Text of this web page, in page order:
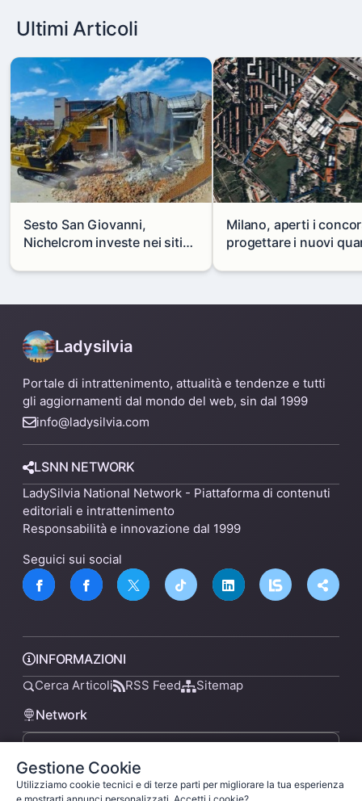
Ultimi Articoli
Sesto San Giovanni,
Nichelcrom investe nei siti
capannone per fare spazio a
Milano, aperti i
progettare i nuovi
Mare
Gestione Cookie
Utilizziamo cookie tecnici e di terze parti per migliorare la tua esperienza
Ladysilvia
Portale di intrattenimento, attualità e tendenze e tutti
gli aggiornamenti dal mondo del web, sin dal 1999
info@ladysilvia.com
LSNN NETWORK
LadySilvia National Network - Piattaforma di contenuti
editoriali e intrattenimento
Responsabilità e innovazione dal 1999
Seguici sui social
INFORMAZIONI
Cerca Articoli RSS Feed Sitemap
Network
lsnn.net